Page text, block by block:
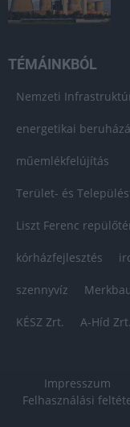
TÉMÁINKBÓL
Nemzeti
energetikai
műemlékfelújítás
Terület- és
Liszt Ferenc
kórházfejlesztés
szennyvíz
KÉSZ Zrt. A-Híd Zrt.
Impresszum
Felhasználási